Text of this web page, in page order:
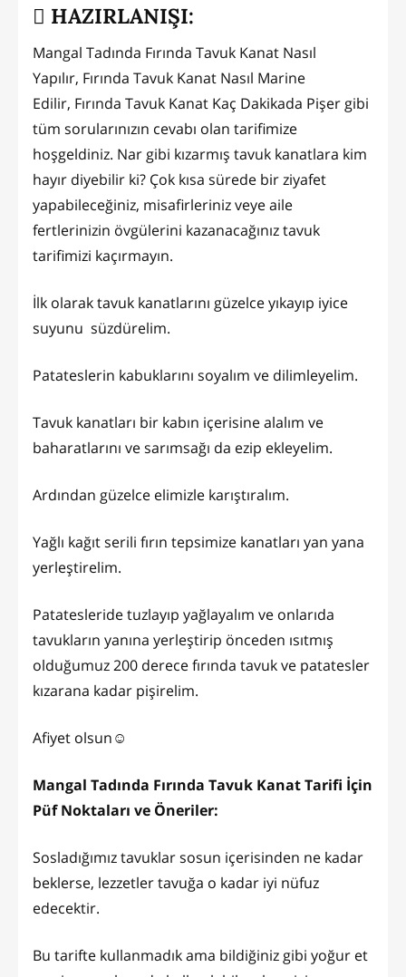
HAZIRLANIŞI:
Mangal Tadında Fırında Tavuk Kanat Nasıl
Yapılır, Fırında Tavuk Kanat Nasıl Marine
Edilir, Fırında Tavuk Kanat Kaç Dakikada Pişer gibi
tüm sorularınızın cevabı olan tarifimize
hoşgeldiniz. Nar gibi kızarmış tavuk kanatlara kim
hayır diyebilir ki? Çok kısa sürede bir ziyafet
yapabileceğiniz, misafirleriniz veye aile
fertlerinizin övgülerini kazanacağınız tavuk
tarifimizi kaçırmayın.
İlk olarak tavuk kanatlarını güzelce yıkayıp iyice
suyunu süzdürelim.
Patateslerin kabuklarını soyalım ve dilimleyelim.
Tavuk kanatları bir kabın içerisine alalım ve
baharatlarını ve sarımsağı da ezip ekleyelim.
Ardından güzelce elimizle karıştıralım.
Yağlı kağıt serili fırın tepsimize kanatları yan yana
yerleştirelim.
Patatesleride tuzlayıp yağlayalım ve onlarıda
tavukların yanına yerleştirip önceden ısıtmış
olduğumuz 200 derece fırında tavuk ve patatesler
kızarana kadar pişirelim.
Afiyet olsun☺️
Mangal Tadında Fırında Tavuk Kanat Tarifi İçin
Püf Noktaları ve Öneriler:
Sosladığımız tavuklar sosun içerisinden ne kadar
beklerse, lezzetler tavuğa o kadar iyi nüfuz
edecektir.
Bu tarifte kullanmadık ama bildiğiniz gibi yoğur et